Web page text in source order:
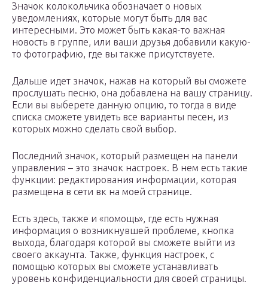
Значок колокольчика обозначает о новых
уведомлениях, которые могут быть для вас
интересными. Это может быть какая-то важная
новость в группе, или ваши друзья добавили какую-
то фотографию, где вы также присутствуете.
Дальше идет значок, нажав на который вы сможете
прослушать песню, она добавлена на вашу страницу.
Если вы выберете данную опцию, то тогда в виде
списка сможете увидеть все варианты песен, из
которых можно сделать свой выбор.
Последний значок, который размещен на панели
управления – это значок настроек. В нем есть такие
функции: редактирования информации, которая
размещена в сети вк на моей странице.
Есть здесь, также и «помощь», где есть нужная
информация о возникнувшей проблеме, кнопка
выхода, благодаря которой вы сможете выйти из
своего аккаунта. Также, функция настроек, с
помощью которых вы сможете устанавливать
уровень конфиденциальности для своей страницы.